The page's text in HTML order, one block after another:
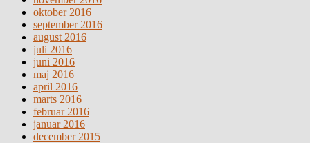
oktober 2016
september 2016
august 2016
juli 2016
juni 2016
maj 2016
april 2016
marts 2016
februar 2016
januar 2016
december 2015